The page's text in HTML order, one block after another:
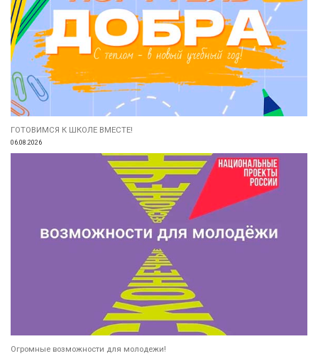
ГОТОВИМСЯ К ШКОЛЕ ВМЕСТЕ!
06.08.2026
Огромные возможности для молодежи!